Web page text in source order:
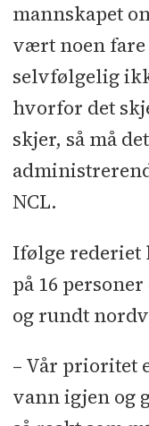
mannskapet
vært noen
selvfølgelig
hvorfor det
skjer, så må
NCL.
Ifølge rederiet
på 16
og rundt
– Vår prioritet
vann igjen og